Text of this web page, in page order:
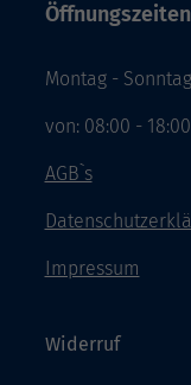
Öffnungszeiten
Montag - Sonntag
von: 08:00 -
AGB`s
Impressum
Widerruf